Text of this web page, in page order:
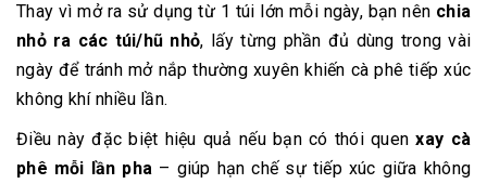
Thay vì mở ra sử dụng từ 1 túi lớn mỗi ngày, bạn nên chia
nhỏ ra các túi/hũ nhỏ, lấy từng phần đủ dùng trong vài
ngày để tránh mở nắp thường xuyên khiến cà phê tiếp xúc
không khí nhiều lần.
Điều này đặc biệt hiệu quả nếu bạn có thói quenxay cà
phê mỗi lần pha – giúp hạn chế sự tiếp xúc giữa không